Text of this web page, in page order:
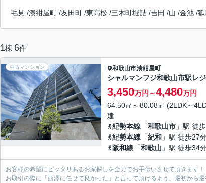
毛見 /湊紺屋町 /友田町 /東高松 /三木町堀詰 /吉田 /山 /金池 /
1棟 6件
中古マンション 和歌山市湊紺屋町
シャルマンフジ和歌山市駅レ
3,450万円～4,480万円
64.50㎡～80.08㎡ (2LDK～
建
紀勢本線 「和歌山市 」駅 徒
紀勢本線 「紀和 」駅 徒歩27
阪和線 「和歌山 」駅 徒歩34
お客様の希望にピッタリあるお家探しを全力でお手伝いさせて頂きます！
お取引の際に「西澤に任せて良かった」と言って頂けるよう、最初から最